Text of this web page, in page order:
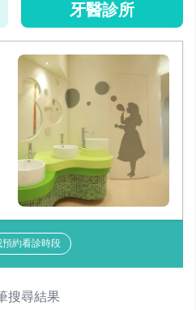
牙醫診所
預約看診時段
搜尋結果